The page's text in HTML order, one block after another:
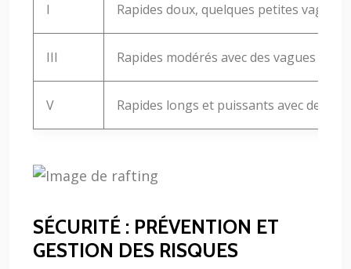
I Rapides doux, quelques petites vagues,
III Rapides modérés avec des vagues
V Rapides longs et puissants avec des
SÉCURITÉ : PRÉVENTION ET
GESTION DES RISQUES